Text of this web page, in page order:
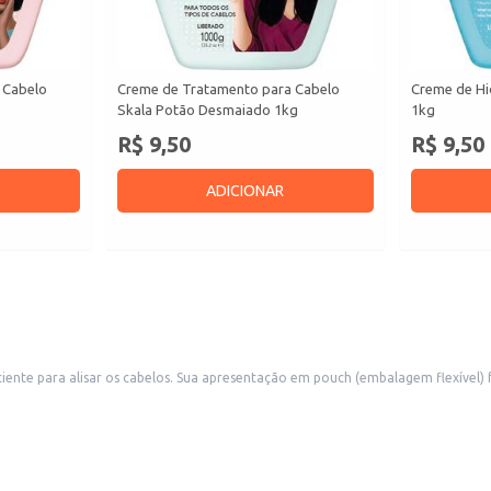
Creme de Tratamento para Cabelo
Skala Potão Desmaiado 1kg
R$ 9,50
ADICIONAR
Creme de
1kg
R$ 9,50
para alisar os cabelos. Sua apresentação em pouch (embalagem